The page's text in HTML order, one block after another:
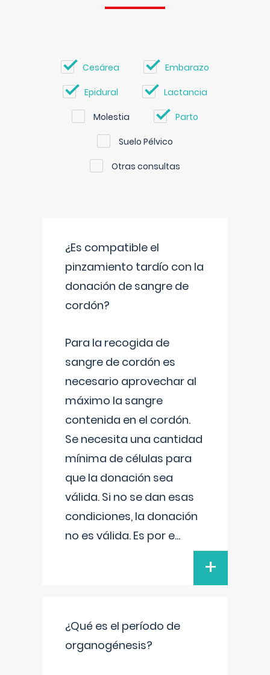
Cesárea Embarazo
Epidural Lactancia
Molestia Parto
Suelo Pélvico
Otras consultas
¿Es compatible el
pinzamiento tardío con la
donación de sangre de
cordón?
Para la recogida de
sangre de cordón es
necesario aprovechar al
máximo la sangre
contenida en el cordón.
Se necesita una cantidad
mínima de células para
que la donación sea
válida. Si no se dan esas
condiciones, la donación
no es válida. Es por e...
+
¿Qué es el período de
organogénesis?